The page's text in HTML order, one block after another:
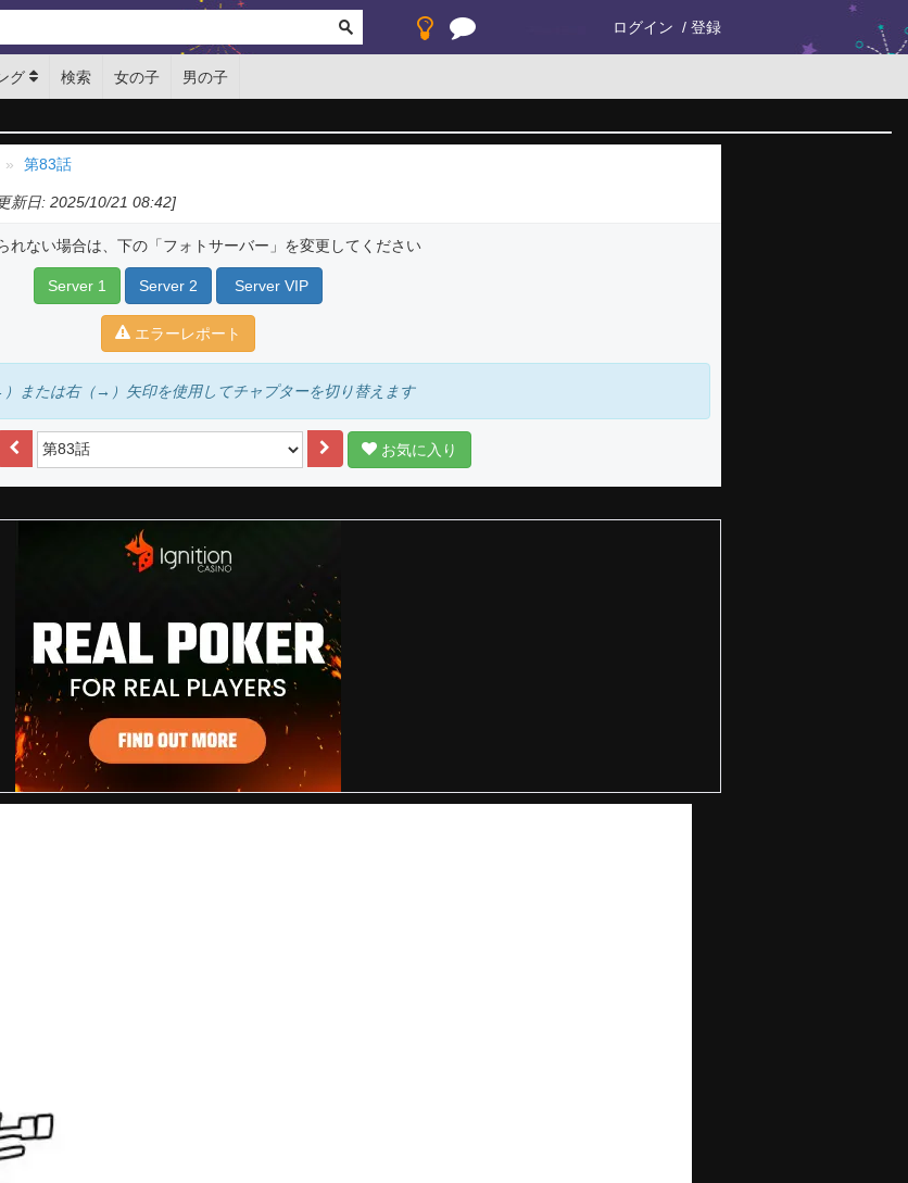
ログイン 登録
グ 検索 女の子 男の子
第83話
新日: 2025/10/21 08:42]
れない場合は、下の「フォトサーバー」を変更してください
Server 1 Server 2 Server VIP
エラーレポート
または右（→）矢印を使用してチャプターを切り替えます
お気に入り